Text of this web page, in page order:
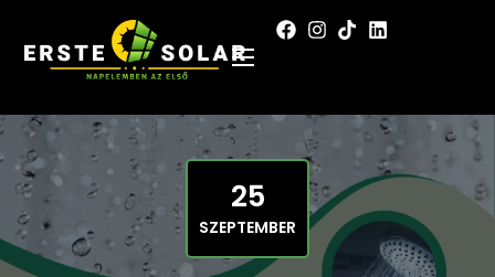
25
SZEPTEMBER